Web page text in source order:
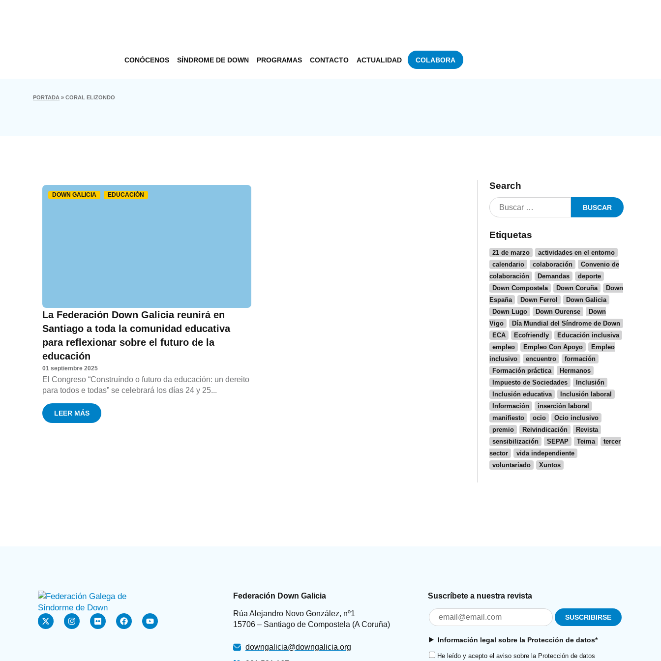
CONÓCENOS SÍNDROME DE DOWN PROGRAMAS CONTACTO ACTUALIDAD COLABORA
PORTADA »CORAL ELIZONDO
DOWN GALICIA EDUCACIÓN
La Federación Down Galicia reunirá en
Santiago a toda la comunidad educativa
para reflexionar sobre el futuro de la
educación
01 septiembre 2025
El Congreso “Construíndo o futuro da educación: un dereito
para todos e todas” se celebrará los días 24 y 25...
LEER MÁS
Search
Etiquetas
21 de marzo
actividades en el entorno
calendario
colaboración
Convenio de
colaboración
Demandas
deporte
Down Compostela
Down Coruña
Down
España
Down Ferrol
Down Galicia
Down Lugo
Down Ourense
Down
Vigo
Día Mundial del Síndrome de Down
ECA
Ecofriendly
Educación inclusiva
empleo
Empleo Con Apoyo
Empleo
inclusivo
encuentro
formación
Formación práctica
Hermanos
Impuesto de Sociedades
Inclusión
Inclusión educativa
Inclusión laboral
Información
inserción laboral
manifiesto
ocio
Ocio inclusivo
premio
Reivindicación
Revista
sensibilización
SEPAP Teima
tercer
sector
vida independiente
voluntariado
Xuntos
Federación Down Galicia
Rúa Alejandro Novo González, nº1
15706 – Santiago de Compostela (A Coruña)
downgalicia@downgalicia.org
Suscríbete a nuestra revista
Información legal sobre la Protección de datos*
He leído y acepto el aviso sobre la Protección de datos